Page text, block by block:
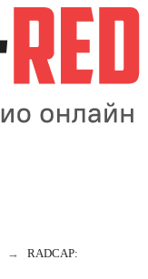
→
RADCAP: